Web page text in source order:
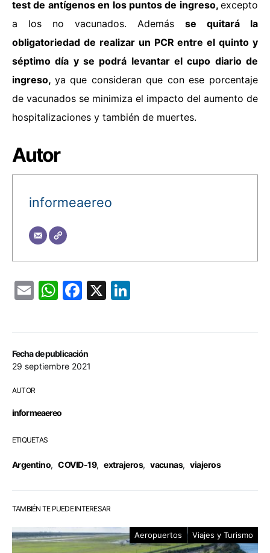
Fecha de publicación
29 septiembre 2021
AUTOR
informeaereo
ETIQUETAS
Argentino, COVID-19, extrajeros, vacunas, viajeros
test de antígenos en los puntos de ingreso, excepto
a los no vacunados. Además se quitará la
obligatoriedad de realizar un PCR entre el quinto y
séptimo día y se podrá levantar el cupo diario de
ingreso, ya que consideran que con ese porcentaje
de vacunados se minimiza el impacto del aumento de
hospitalizaciones y también de muertes.
Autor
informeaereo
EmailWhatsApp
Facebook
X
TAMBIÉN TE PUEDE INTERESAR
Aeropuertos Viajes y Turismo